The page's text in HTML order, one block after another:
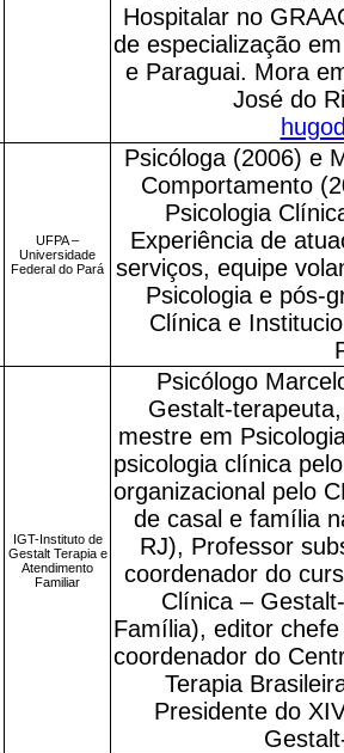
Hospitalar no
de especialização
e Paraguai. Mora
José do
UFPA –
Universidade
Federal do Pará
Psicóloga (2006) e
Comportamento
Psicologia
Experiência de
serviços, equipe
Psicologia e pós-
Clínica e
IGT-Instituto de
Gestalt Terapia e
Atendimento
Familiar
Psicólogo
Gestalt-
mestre em
psicologia clínica
organizacional pelo
de casal e família
RJ), Professor
coordenador do
Clínica –
Família), editor
coordenador do
Terapia
Presidente do